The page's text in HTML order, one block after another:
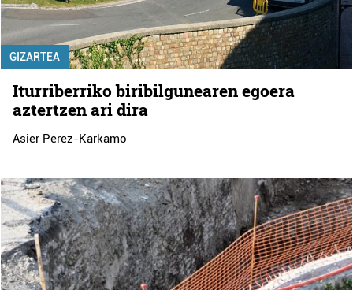
GIZARTEA
Iturriberriko biribilgunearen egoera
aztertzen ari dira
Asier Perez-Karkamo